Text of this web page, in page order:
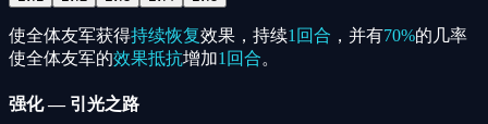
使全体友军获得持续恢复效果，持续1回合 ，并有70%的几率
使全体友军的效果抵抗增加1回合。
强化— 引光之路